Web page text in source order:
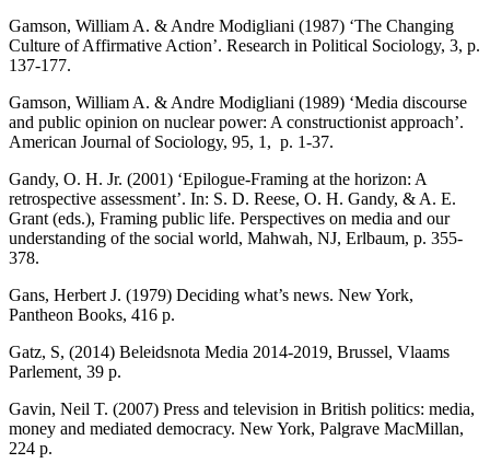
Gamson, William A. & Andre Modigliani (1987) ‘The Changing
Culture of Affirmative Action’. Research in Political Sociology, 3, p.
137-177.
Gamson, William A. & Andre Modigliani (1989) ‘Media discourse
and public opinion on nuclear power: A constructionist approach’.
American Journal of Sociology, 95, 1, p. 1-37.
Gandy, O. H. Jr. (2001) ‘Epilogue-Framing at the horizon: A
retrospective assessment’. In: S. D. Reese, O. H. Gandy, & A. E.
Grant (eds.), Framing public life. Perspectives on media and our
understanding of the social world, Mahwah, NJ, Erlbaum, p. 355-
378.
Gans, Herbert J. (1979) Deciding what’s news. New York,
Pantheon Books, 416 p.
Gatz, S, (2014) Beleidsnota Media 2014-2019, Brussel, Vlaams
Parlement, 39 p.
Gavin, Neil T. (2007) Press and television in British politics: media,
money and mediated democracy. New York, Palgrave MacMillan,
224 p.